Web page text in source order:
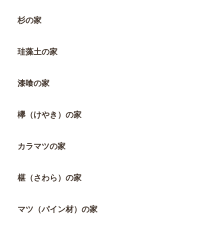
杉の家
珪藻土の家
漆喰の家
欅（けやき）の家
カラマツの家
椹（さわら）の家
マツ（パイン材）の家